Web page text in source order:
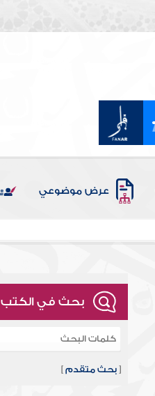
عرض موضوعي
بحث في الكتب
[بحث متقدم ]